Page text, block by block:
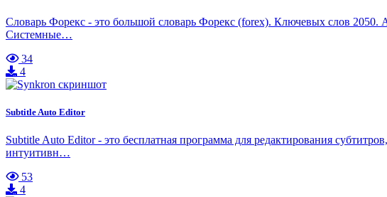
Словарь Форекс - это большой словарь Форекс (forex). Ключевых слов 2050.
Системные…
34
4
Subtitle Auto Editor
Subtitle Auto Editor - это бесплатная программа для редактирования
интуитивн…
53
4